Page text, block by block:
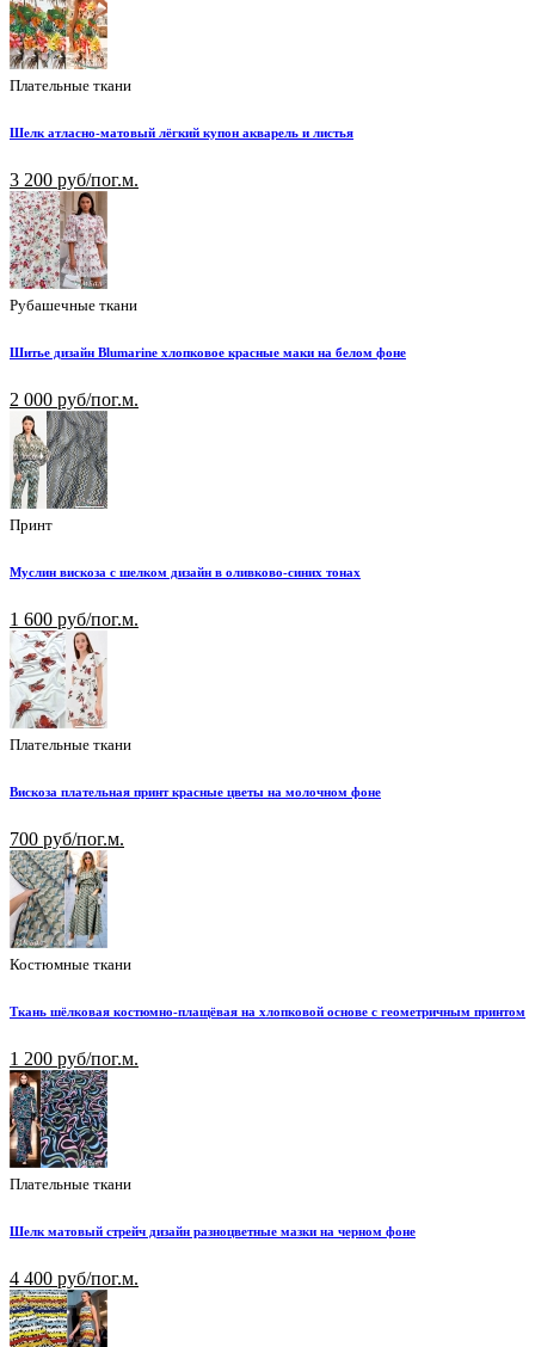
Плательные ткани
Шелк атласно-матовый лёгкий купон акварель и листья
3 200 руб/пог.м.
Рубашечные ткани
Шитье дизайн Blumarine хлопковое красные маки на белом фоне
2 000 руб/пог.м.
Принт
Муслин вискоза с шелком дизайн в оливково-синих тонах
1 600 руб/пог.м.
Плательные ткани
Вискоза плательная принт красные цветы на молочном фоне
700 руб/пог.м.
Костюмные ткани
Ткань шёлковая костюмно-плащёвая на хлопковой основе с геометричным принтом
1 200 руб/пог.м.
Плательные ткани
Шелк матовый стрейч дизайн разноцветные мазки на черном фоне
4 400 руб/пог.м.